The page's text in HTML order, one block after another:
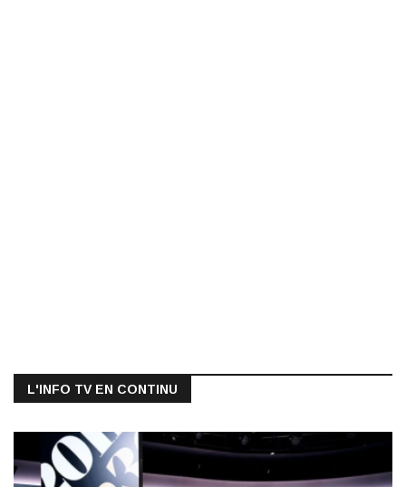
L'INFO TV EN CONTINU